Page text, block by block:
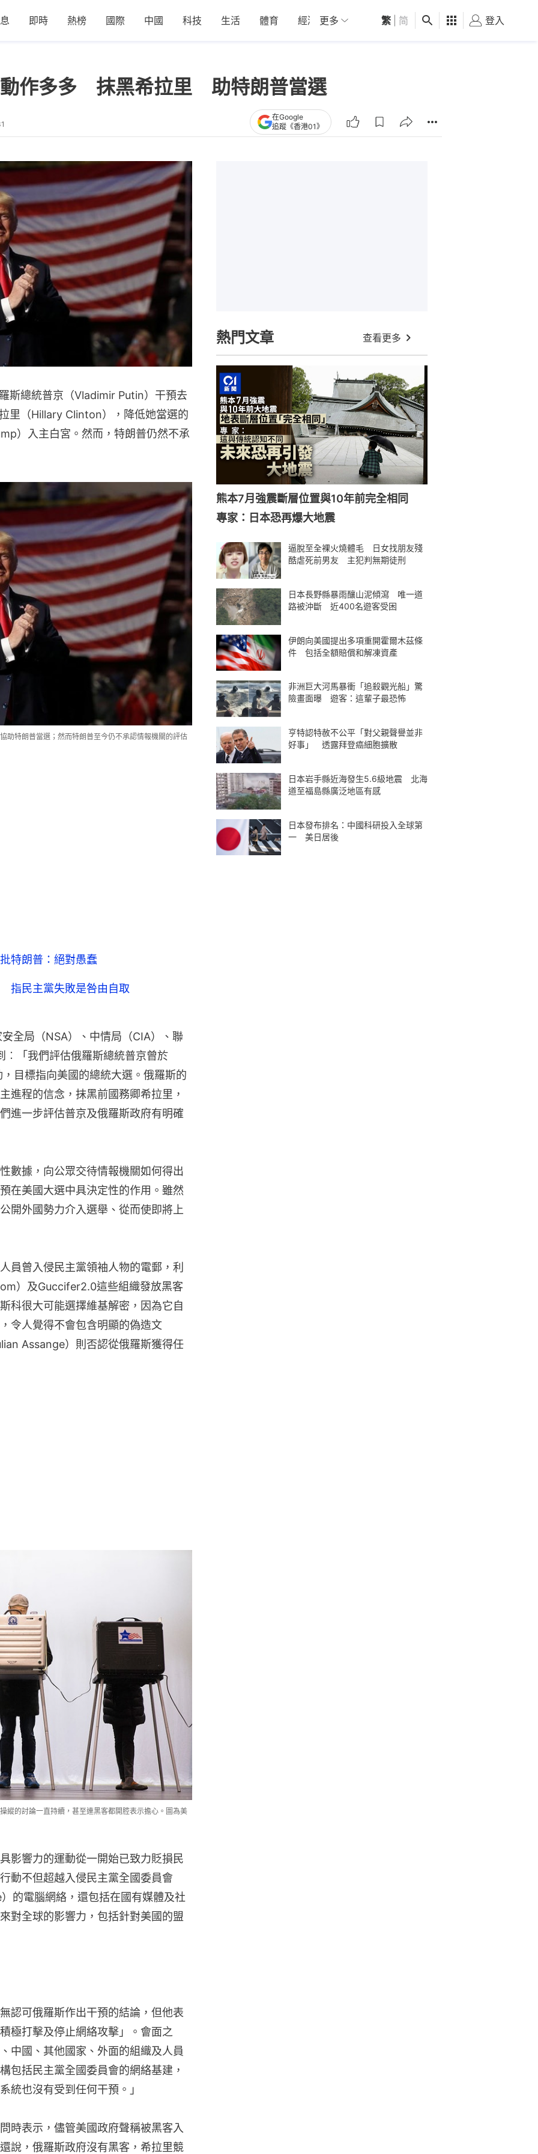
即時 熱榜 國際 中國 科技 生活 體育 經濟 01深圳 觀點 健康 好食玩飛
更多 繁 简 登入
動作多多 抹黑希拉里 助特朗普當選
在Google
追蹤《香港01》
斯總統普京（Vladimir Putin）干預去
里（Hillary Clinton），降低她當選的
）入主白宮。然而，特朗普仍然不承
助特朗普當選；然而特朗普至今仍不承認情報機關的評估
特朗普：絕對愚蠢
指民主黨失敗是咎由自取
全局（NSA）、中情局（CIA）、聯
︰「我們評估俄羅斯總統普京曾於
目標指向美國的總統大選。俄羅斯的
進程的信念，抹黑前國務卿希拉里，
進一步評估普京及俄羅斯政府有明確
數據，向公眾交待情報機關如何得出
在美國大選中具決定性的作用。雖然
開外國勢力介入選舉、從而使即將上
員曾入侵民主黨領袖人物的電郵，利
）及Guccifer2.0這些組織發放黑客
科很大可能選擇維基解密，因為它自
令人覺得不會包含明顯的偽造文
Assange）則否認從俄羅斯獲得任
縱的討論一直持續，甚至連黑客都開腔表示擔心。圖為美
影響力的運動從一開始已致力貶損民
動不但超越入侵民主黨全國委員會
的電腦網絡，還包括在國有媒體及社
對全球的影響力，包括針對美國的盟
認可俄羅斯作出干預的結論，但他表
極打擊及停止網絡攻擊」。會面之
中國、其他國家、外面的組織及人員
包括民主黨全國委員會的網絡基建，
統也沒有受到任何干預。」
時表示，儘管美國政府聲稱被黑客入
說，俄羅斯政府沒有黑客，希拉里競
熱門文章 查看更多
熊本7月強震斷層位置與10年前完全相同
專家：日本恐再爆大地震
逼脫至全裸火燒體毛 日女找朋友殘
酷虐死前男友 主犯判無期徒刑
日本長野縣暴雨釀山泥傾瀉 唯一道
路被沖斷 近400名遊客受困
伊朗向美國提出多項重開霍爾木茲條
件 包括全額賠償和解凍資產
非洲巨大河馬暴衝「追殺觀光船」驚
險畫面曝 遊客：這輩子最恐怖
亨特認特赦不公平「對父親聲譽並非
好事」 透露拜登癌細胞擴散
日本岩手縣近海發生5.6級地震 北海
道至福島縣廣泛地區有感
日本發布排名：中國科研投入全球第
一 美日居後